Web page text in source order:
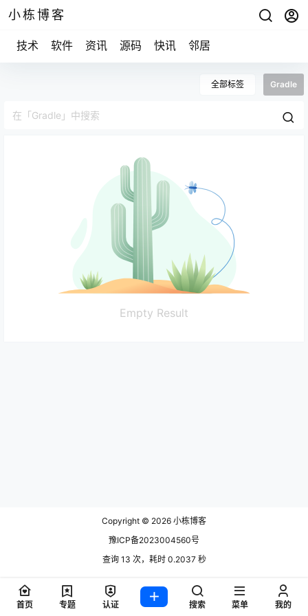
小栋博客
技术 软件 资讯 源码 快讯 邻居
全部标签 Gradle
Empty Result
Copyright © 2026 小栋博客
豫ICP备2023004560号
查询 13 次，耗时 0.2037 秒
首页 专题 认证 搜索 菜单 我的